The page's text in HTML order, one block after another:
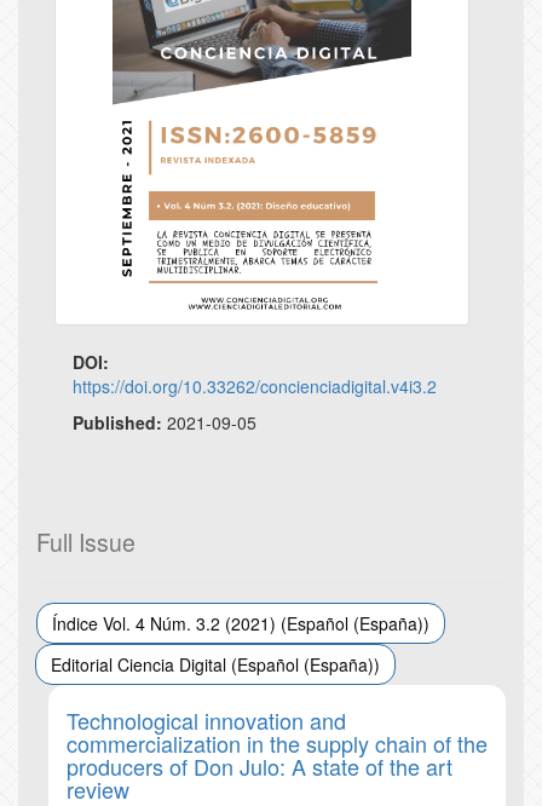
DOI:
https://doi.org/10.33262/concienciadigital.v4i3.2
Published: 2021-09-05
Full Issue
Índice Vol. 4 Núm. 3.2 (2021) (Español (España))
Editorial Ciencia Digital (Español (España))
Technological innovation and
commercialization in the supply chain of the
producers of Don Julo: A state of the art
review